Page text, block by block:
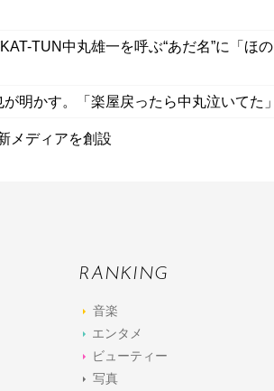
TUN中丸雄一を呼ぶ“あだ名”に「ほの
明かす。「楽屋戻ったら中丸泣いてた」
メディアを創設
RANKING
音楽
エンタメ
ビューティー
写真